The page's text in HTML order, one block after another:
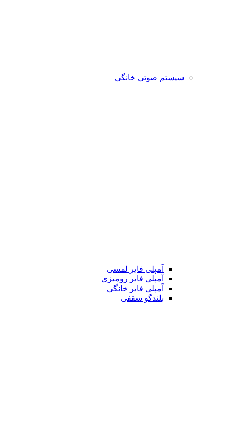
سیستم صوتی خانگی
آمپلی فایر لمسی
آمپلی فایر رومیزی
آمپلی فایر خانگی
بلندگو سقفی